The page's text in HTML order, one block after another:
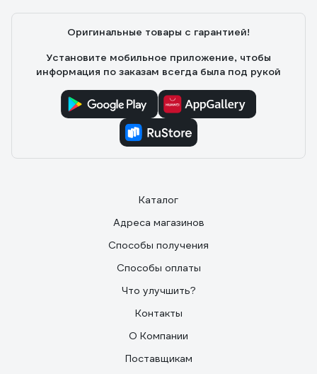
Оригинальные товары с гарантией!
Установите мобильное приложение, чтобы
информация по заказам всегда была под рукой
Каталог
Адреса магазинов
Способы получения
Способы оплаты
Что улучшить?
Контакты
О Компании
Поставщикам